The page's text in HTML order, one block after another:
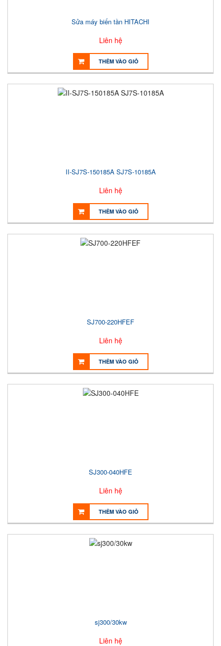
Sửa máy biến tần HITACHI
Liên hệ
THÊM VÀO GIỎ
II-SJ7S-150185A SJ7S-10185A
Liên hệ
THÊM VÀO GIỎ
SJ700-220HFEF
Liên hệ
THÊM VÀO GIỎ
SJ300-040HFE
Liên hệ
THÊM VÀO GIỎ
sj300/30kw
Liên hệ